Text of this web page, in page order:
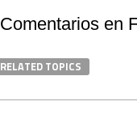
Comentarios en
RELATED TOPICS